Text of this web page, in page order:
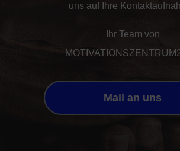
uns auf Ihre
Ihr Team von
Mail an uns